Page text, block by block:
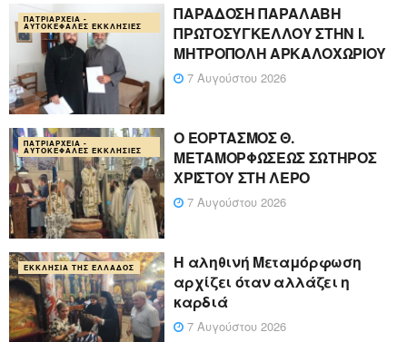
ΠΑΤΡΙΑΡΧΕΊΑ -
ΑΥΤΟΚΈΦΑΛΕΣ ΕΚΚΛΗΣΊΕΣ
ΠΑΡΑΔΟΣΗ ΠΑΡΑΛΑΒΗ
ΠΡΩΤΟΣΥΓΚΕΛΛΟΥ ΣΤΗΝ Ι.
ΜΗΤΡΟΠΟΛΗ ΑΡΚΑΛΟΧΩΡΙΟΥ
7 Αυγούστου 2026
ΠΑΤΡΙΑΡΧΕΊΑ -
ΑΥΤΟΚΈΦΑΛΕΣ ΕΚΚΛΗΣΊΕΣ
Ο ΕΟΡΤΑΣΜΟΣ Θ.
ΜΕΤΑΜΟΡΦΩΣΕΩΣ ΣΩΤΗΡΟΣ
ΧΡΙΣΤΟΥ ΣΤΗ ΛΕΡΟ
7 Αυγούστου 2026
ΕΚΚΛΗΣΊΑ ΤΗΣ ΕΛΛΆΔΟΣ
Η αληθινή Μεταμόρφωση
αρχίζει όταν αλλάζει η
καρδιά
7 Αυγούστου 2026